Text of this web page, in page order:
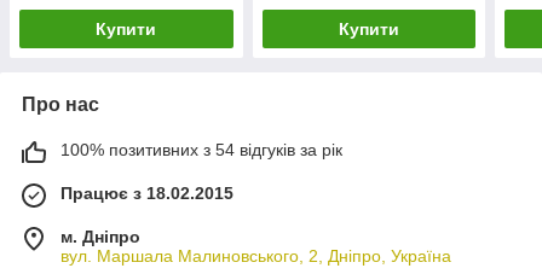
Купити Купити
Про нас
100% позитивних з 54 відгуків за рік
Працює з 18.02.2015
м. Дніпро
вул. Маршала Малиновського, 2, Дніпро, Україна